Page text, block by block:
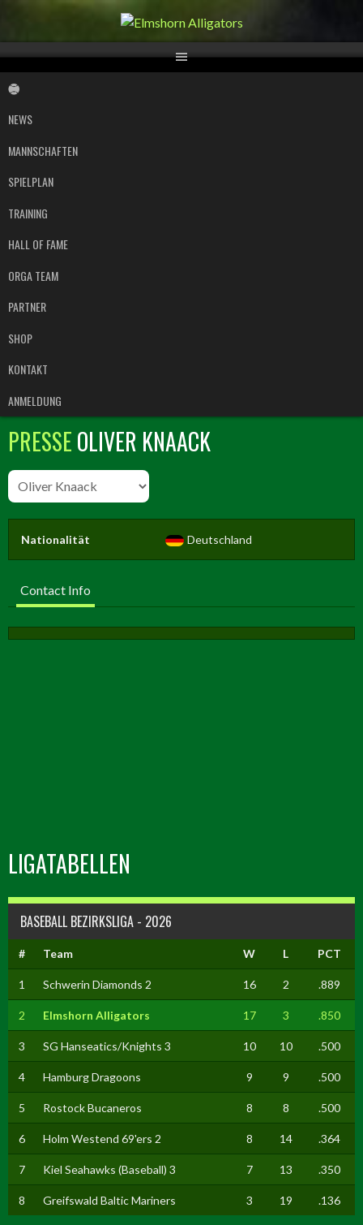
Inhalt
NEWS
MANNSCHAFTEN
SPIELPLAN
TRAINING
HALL OF FAME
ORGA TEAM
PARTNER
SHOP
KONTAKT
ANMELDUNG
PRESSEOLIVER KNAACK
Nationalität Deutschland
Contact Info
LIGATABELLEN
BASEBALL BEZIRKSLIGA - 2026
# Team W L PCT
1 Schwerin Diamonds 2 16 2 .889
2 Elmshorn Alligators 17 3 .850
3 SG Hanseatics/Knights 3 10 10 .500
4 Hamburg Dragoons 9 9 .500
5 Rostock Bucaneros 8 8 .500
6 Holm Westend 69'ers 2 8 14 .364
7 Kiel Seahawks (Baseball) 3 7 13 .350
8 Greifswald Baltic Mariners 3 19 .136